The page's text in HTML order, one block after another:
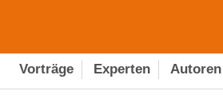
Vorträge Experten Autoren